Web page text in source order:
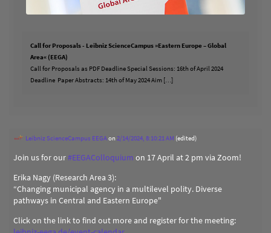
Call for Proposals - Leibniz ScienceCampus »Eastern Europe – Global
Area« (EEGA)
Call for Proposals as PDF Deadline Special Sessions: 16th of April 2024
Deadline Paper Abstracts: 14th of May 2024 Aim […]
Leibniz ScienceCampus EEGAon2/14/2024, 8:10:21 AM (edited)
Join us for our#EEGAColloquium on 17 April at 2 pm via Zoom!
Erika Nagy (Research Area 3):
“Changing municipal agency in a multilevel polity. Diverse
pathways in Central and Eastern Europe"
Click on the link to find out more and register for the meeting: